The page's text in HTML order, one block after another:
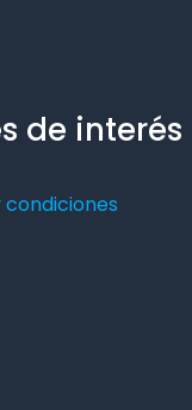
de interés
condiciones